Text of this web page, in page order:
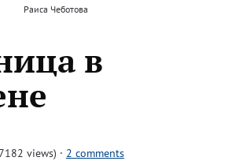
Раиса Чеботова
в
views) · 2 comments